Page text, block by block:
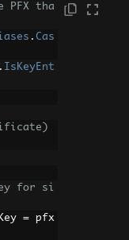
tha
. Cas
. IsKeyEnt
for si
= pfx